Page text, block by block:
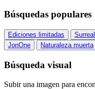
Búsquedas populares
Ediciones limitadas
JonOne
Naturaleza muerta
Búsqueda visual
Subir una imagen para